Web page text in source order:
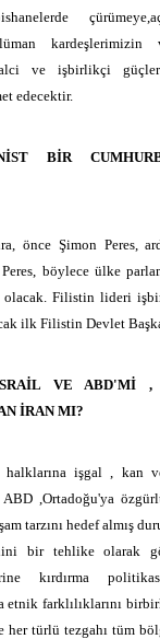
kardeşlerimizin
ve işbirlikçi
edecektir.
BİR
önce Şimon Peres,
böylece ülke
olacak. Filistin lideri
ilk Filistin Devlet
VE ABD'Mİ ,
İRAN MI?
halklarına işgal , kan
,Ortadoğu'ya
tarzını hedef almış
bir tehlike olarak
kırdırma
etnik farklılıklarını
her türlü tezgahı tüm